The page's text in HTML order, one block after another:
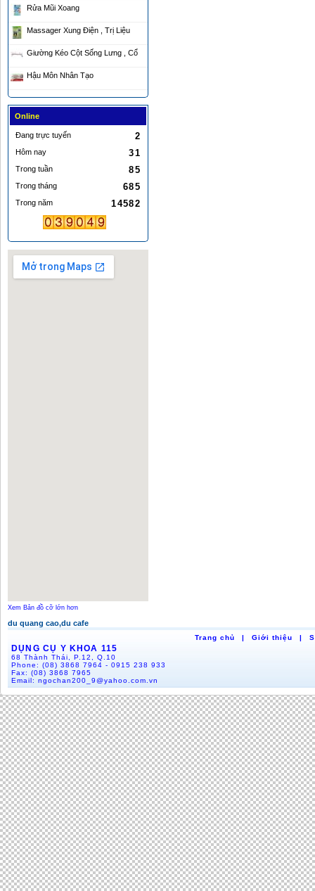
Rửa Mũi Xoang
Massager Xung Điện , Trị Liệu
Giường Kéo Cột Sống Lưng , Cổ
Hậu Môn Nhân Tạo
Online
Đang trực tuyến 2
Hôm nay 31
Trong tuần 85
Trong tháng 685
Trong năm 14582
Xem Bản đồ cỡ lớn hơn
du quang cao,du cafe
Trang chủ | Giới thiệu |
DỤNG CỤ Y KHOA 115
68 Thành Thái, P.12, Q.10
Phone: (08) 3868 7964 - 0915 238 933
Fax: (08) 3868 7965
Email: ngochan200_9@yahoo.com.vn